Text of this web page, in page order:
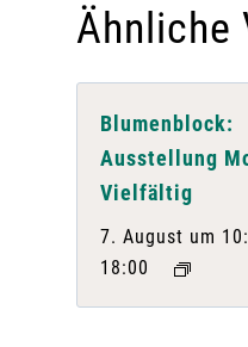
Ähnliche
Blumenblock:
Ausstellung
Vielfältig
7. August um
18:00